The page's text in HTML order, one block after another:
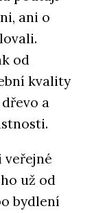
ani o
od
kvality
a
už od
bydlení